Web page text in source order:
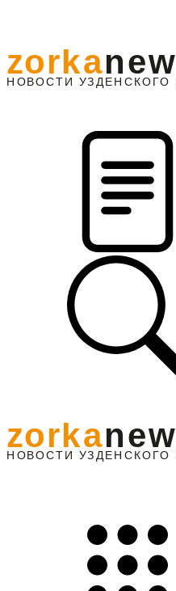
НО ВОСТИ УЗДЕНС КО ГО
zorkanew